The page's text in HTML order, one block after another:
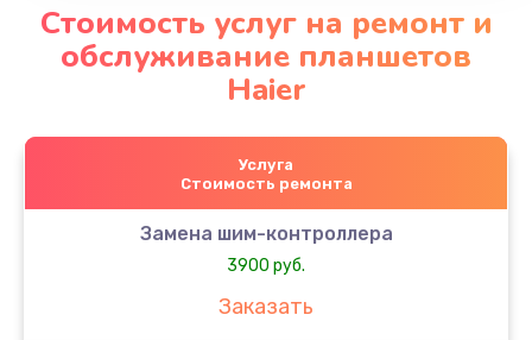
Стоимость услуг на ремонт и
обслуживание планшетов
Haier
Услуга
Стоимость ремонта
Замена шим-контроллера
3900 руб.
Заказать